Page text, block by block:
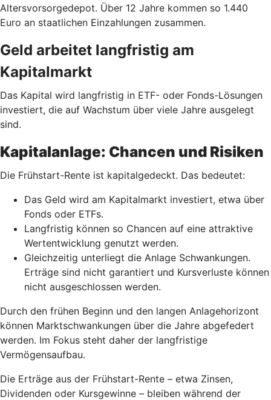
Altersvorsorgedepot. Über 12 Jahre kommen so 1.440
Euro an staatlichen Einzahlungen zusammen.
Geld arbeitet langfristig am
Kapitalmarkt
Das Kapital wird langfristig in ETF- oder Fonds-Lösungen
investiert, die auf Wachstum über viele Jahre ausgelegt
sind.
Kapitalanlage: Chancen und Risiken
Die Frühstart-Rente ist kapitalgedeckt. Das bedeutet:
Das Geld wird am Kapitalmarkt investiert, etwa über
Fonds oder ETFs.
Langfristig können so Chancen auf eine attraktive
Wertentwicklung genutzt werden.
Gleichzeitig unterliegt die Anlage Schwankungen.
Erträge sind nicht garantiert und Kursverluste können
nicht ausgeschlossen werden.
Durch den frühen Beginn und den langen Anlagehorizont
können Marktschwankungen über die Jahre abgefedert
werden. Im Fokus steht daher der langfristige
Vermögensaufbau.
Die Erträge aus der Frühstart-Rente – etwa Zinsen,
Dividenden oder Kursgewinne – bleiben während der